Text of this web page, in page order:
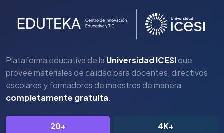
Plataforma educativa de la Universidad ICESIque
provee materiales de calidad para docentes, directivos
escolares y formadores de maestros de manera
completamente gratuita.
20+ 4K+